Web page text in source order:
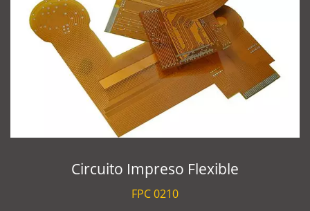
Circuito Impreso Flexible
FPC 0210